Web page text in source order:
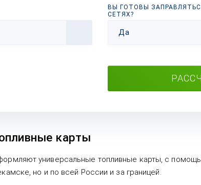
ВЫ ГОТОВЫ
СЕТЯХ?
Да
карты
универсальные топливные карты, с
но и по всей России и за границей.